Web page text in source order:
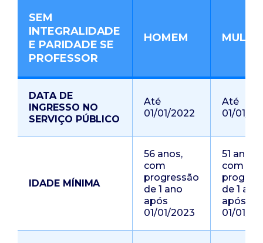
SEM
INTEGRALIDADE
E PARIDADE SE
PROFESSOR
HOMEM
DATA DE
INGRESSO NO
SERVIÇO PÚBLICO
Até
01/01/2022
Até
01/01/
IDADE MÍNIMA
56 anos,
com
progressão
de 1 ano
após
01/01/2023
51 anos,
com
de 1 ano
após
01/01/